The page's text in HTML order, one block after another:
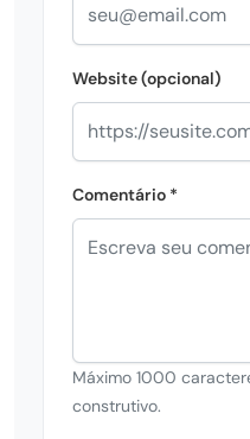
Website (opcional)
Comentário *
Máximo 1000
construtivo.